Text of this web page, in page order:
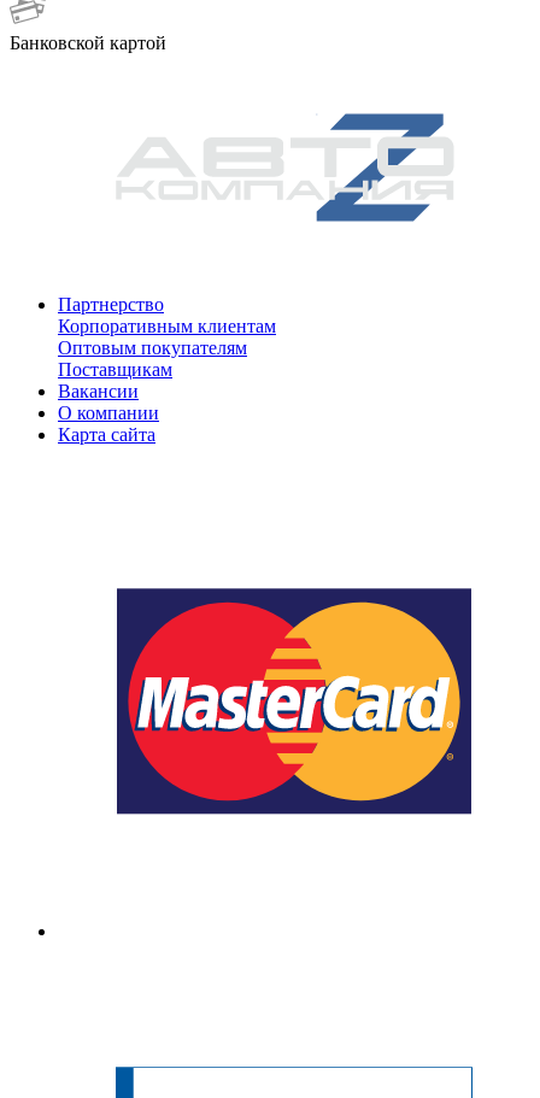
Банковской картой
Партнерство
Корпоративным клиентам
Оптовым покупателям
Поставщикам
Вакансии
О компании
Карта сайта